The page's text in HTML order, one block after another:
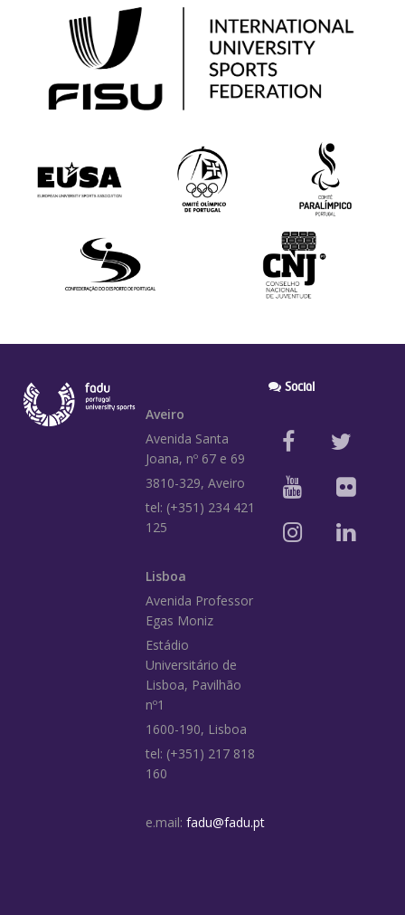
Aveiro
Avenida Santa
Joana, nº 67 e 69
3810-329, Aveiro
tel: (+351) 234 421
125
Lisboa
Avenida Professor
Egas Moniz
Estádio
Universitário de
Lisboa, Pavilhão
nº1
1600-190, Lisboa
tel: (+351) 217 818
160
e.mail: fadu@fadu.pt
Social